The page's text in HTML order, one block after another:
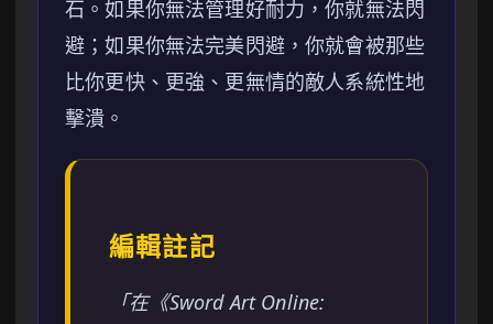
石。如果你無法管理好耐力，你就無法閃
避；如果你無法完美閃避，你就會被那些
比你更快、更強、更無情的敵人系統性地
擊潰。
編輯註記
「在《Sword Art Online: